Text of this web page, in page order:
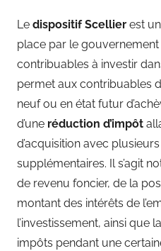
Le dispositif Scellier est
place par le
contribuables à investir
permet aux contribuables
neuf ou en état futur
d’une réduction d’impôt
d’acquisition avec
supplémentaires. Il s’agit
de revenu foncier, de la
montant des intérêts de
l’investissement, ainsi que
impôts pendant une